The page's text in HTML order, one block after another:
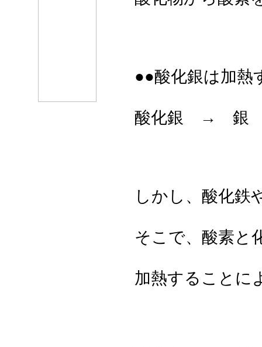
●●酸化銀は加熱
酸化銀 → 銀
しかし、酸化鉄
そこで、酸素と
加熱することに